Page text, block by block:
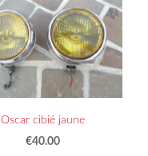
Oscar cibié jaune
€40.00